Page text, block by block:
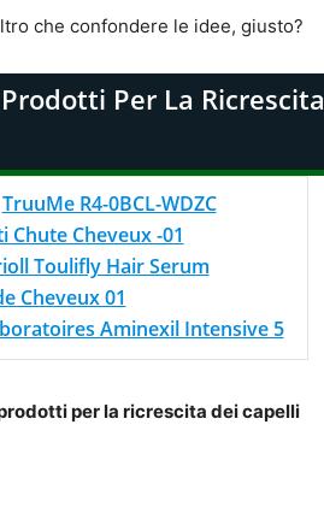
che confondere le idee, giusto?
Per La Ricrescita
TruuMe R4-0BCL-WDZC
Chute Cheveux -01
Toulifly Hair Serum
Cheveux 01
Aminexil Intensive 5
per la ricrescita dei capelli